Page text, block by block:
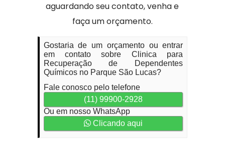
aguardando seu contato, venha e
faça um orçamento.
Gostaria de um orçamento ou entrar
em contato sobre Clinica para
Recuperação de Dependentes
Químicos no Parque São Lucas?
Fale conosco pelo telefone
(11) 99900-2928
Ou em nosso WhatsApp
Clicando aqui